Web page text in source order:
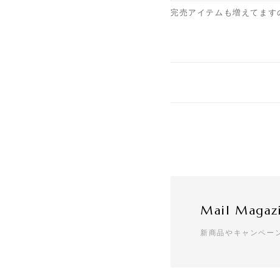
完売アイテムも増えてます
Mail
新商品やキャンペー